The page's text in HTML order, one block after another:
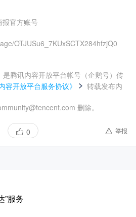
报官方账号
OTJUSu6_7KUxSCTX284hfzjQ0
腾讯内容开放平台帐号（企鹅号）传
容开放平台服务协议》
转载发布内
删除。
0 举报
”服务